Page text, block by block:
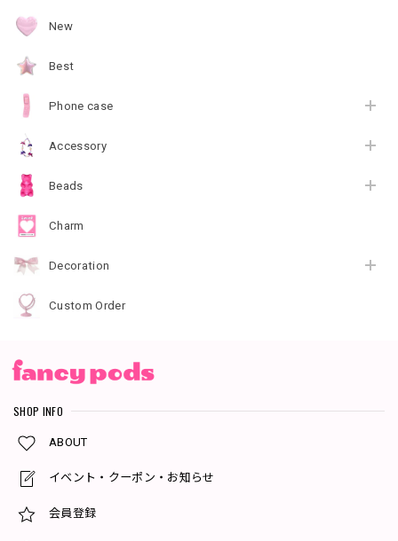
New
Best
Phone case
Accessory
Beads
Charm
Decoration
Custom Order
SHOP INFO
ABOUT
イベント・クーポン・お知らせ
会員登録